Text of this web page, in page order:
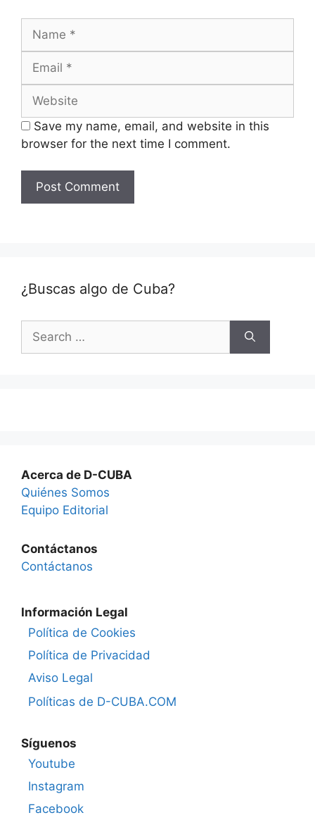
Save my name, email, and website in this
browser for the next time I comment.
¿Buscas algo de Cuba?
for:
Acerca de D-CUBA
Quiénes Somos
Equipo Editorial
Contáctanos
Contáctanos
Información Legal
Política de Cookies
Política de Privacidad
Aviso Legal
Políticas de D-CUBA.COM
Síguenos
Youtube
Instagram
Facebook